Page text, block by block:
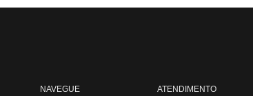
NAVEGUE ATENDIMENTO